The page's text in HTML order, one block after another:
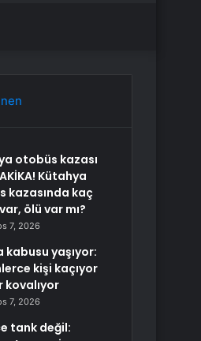
otobüs kazası
Kütahya
kazasında kaç
ölü var mı?
7, 2026
kabusu yaşıyor:
kişi kaçıyor
kovalıyor
7, 2026
tank değil: